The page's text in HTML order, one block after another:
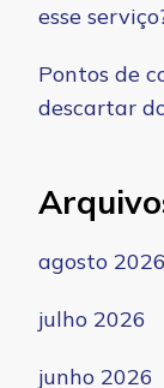
esse
Pontos de
descartar
agosto 2026
julho 2026
junho 2026